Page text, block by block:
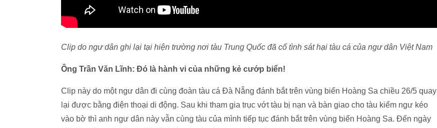
Clip do ngư dân ghi lại tại hiện trường nơi tàu Trung Quốc đã cố tình sát hại tàu cá của ngư dân Việt Nam
Ông Trần Văn Lĩnh: Đó là hành vi của những kẻ cướp biển!
Clip này do một ngư dân đi cùng đoàn tàu cá Đà Nẵng đánh bắt trên vùng biển Hoàng Sa chiều 26/5 quay
lại được bằng điện thoại di động. Sau khi tham gia trục vớt tàu bị nạn và bàn giao cho tàu kiểm ngư kéo
vào bờ thì anh ngư dân này vẫn cùng tàu của mình tiếp tục đánh bắt trên vùng biển Hoàng Sa. Đến ngày